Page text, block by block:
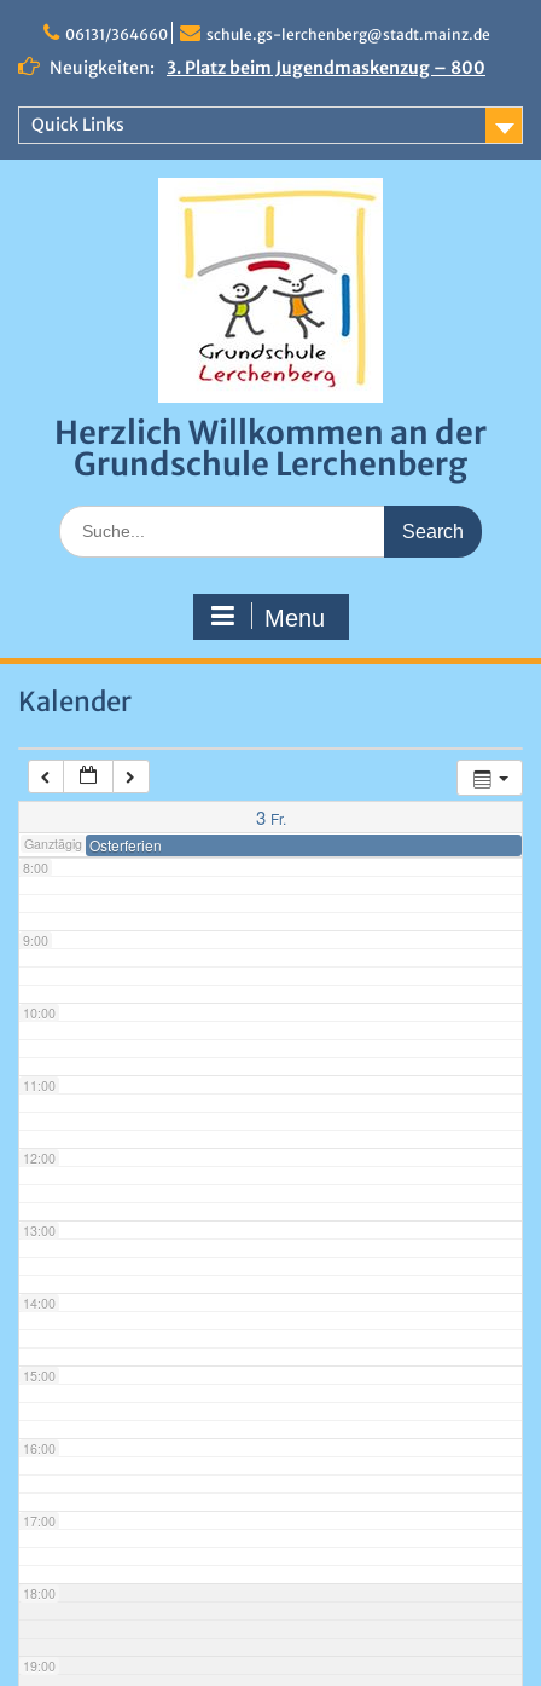
content
06131/364660 schule.gs-lerchenberg@stadt.mainz.de
Neuigkeiten:
3. Platz beim Jugendmaskenzug – 800
Grundschule Lerchenberg
Fastnachtsumzug 2026
Quick Links
Herzlich Willkommen an der
Grundschule Lerchenberg
Search
for:
Menu
Kalender
3 Fr.
Ganztägig Osterferien
7:00
8:00
9:00
10:00
11:00
12:00
13:00
14:00
15:00
16:00
17:00
18:00
19:00